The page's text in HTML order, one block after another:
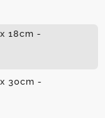
18cm -
30cm -